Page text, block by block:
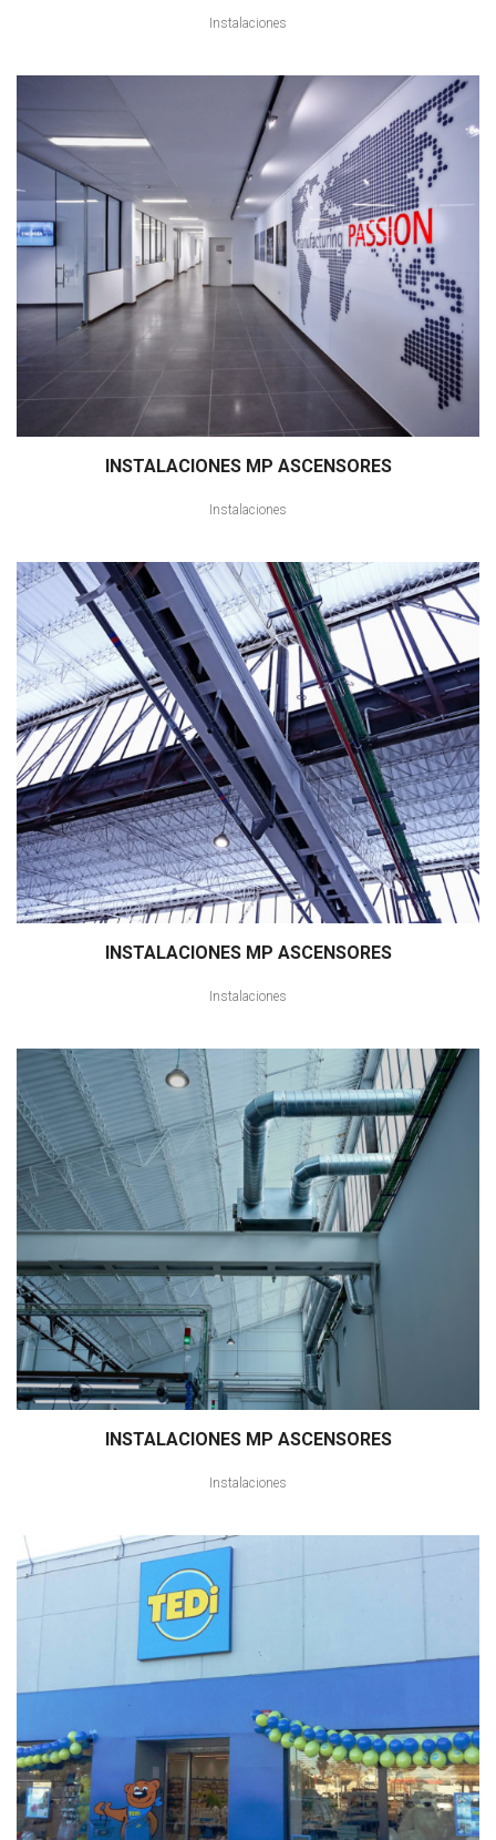
Instalaciones
INSTALACIONES MP ASCENSORES
Instalaciones
INSTALACIONES MP ASCENSORES
Instalaciones
INSTALACIONES MP ASCENSORES
Instalaciones